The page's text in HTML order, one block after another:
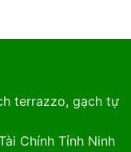
terrazzo, gạch tự
Chính Tỉnh Ninh